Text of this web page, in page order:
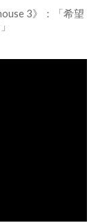
3》：「希望